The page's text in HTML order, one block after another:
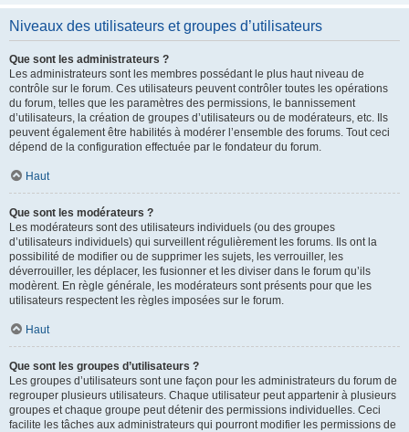
Niveaux des utilisateurs et groupes d’utilisateurs
Que sont les administrateurs ?
Les administrateurs sont les membres possédant le plus haut niveau de
contrôle sur le forum. Ces utilisateurs peuvent contrôler toutes les opérations
du forum, telles que les paramètres des permissions, le bannissement
d’utilisateurs, la création de groupes d’utilisateurs ou de modérateurs, etc. Ils
peuvent également être habilités à modérer l’ensemble des forums. Tout ceci
dépend de la configuration effectuée par le fondateur du forum.
Haut
Que sont les modérateurs ?
Les modérateurs sont des utilisateurs individuels (ou des groupes
d’utilisateurs individuels) qui surveillent régulièrement les forums. Ils ont la
possibilité de modifier ou de supprimer les sujets, les verrouiller, les
déverrouiller, les déplacer, les fusionner et les diviser dans le forum qu’ils
modèrent. En règle générale, les modérateurs sont présents pour que les
utilisateurs respectent les règles imposées sur le forum.
Haut
Que sont les groupes d’utilisateurs ?
Les groupes d’utilisateurs sont une façon pour les administrateurs du forum de
regrouper plusieurs utilisateurs. Chaque utilisateur peut appartenir à plusieurs
groupes et chaque groupe peut détenir des permissions individuelles. Ceci
facilite les tâches aux administrateurs qui pourront modifier les permissions de